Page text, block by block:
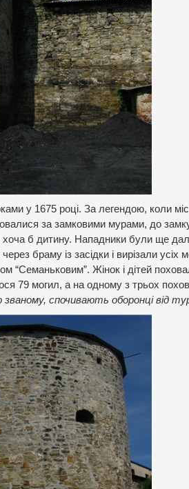
у 1675 році. За легендою, коли
за замковими мурами, до
б дитину. Нападники були ще
браму із засідки і вирізали усіх
“Семаньковим”. Жінок і дітей
79 могил, а на одному з трьох
спочивають оборонці від